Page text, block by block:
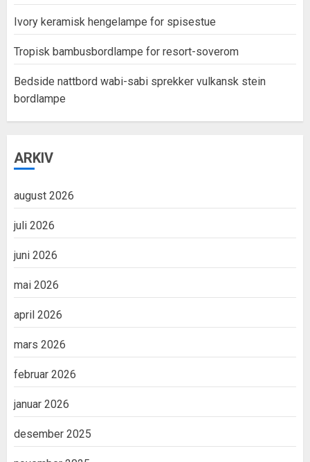
Ivory keramisk hengelampe for spisestue
Tropisk bambusbordlampe for resort-soverom
Bedside nattbord wabi-sabi sprekker vulkansk stein
bordlampe
ARKIV
august 2026
juli 2026
juni 2026
mai 2026
april 2026
mars 2026
februar 2026
januar 2026
desember 2025